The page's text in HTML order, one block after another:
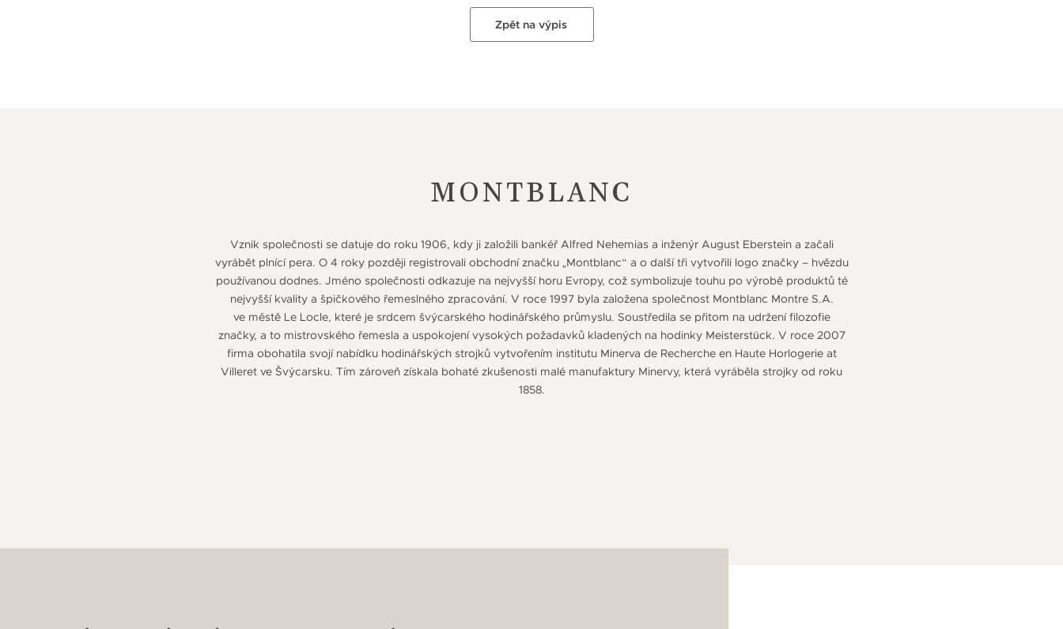
Zpět na výpis
MONTBLANC
Vznik společnosti se datuje do roku 1906, kdy ji založili bankéř Alfred Nehemias a inženýr August Eberstein a začali
vyrábět plnící pera. O 4 roky později registrovali obchodní značku „Montblanc“ a o další tři vytvořili logo značky – hvězdu
používanou dodnes. Jméno společnosti odkazuje na nejvyšší horu Evropy, což symbolizuje touhu po výrobě produktů té
nejvyšší kvality a špičkového řemeslného zpracování. V roce 1997 byla založena společnost Montblanc Montre S.A.
ve městě Le Locle, které je srdcem švýcarského hodinářského průmyslu. Soustředila se přitom na udržení filozofie
značky, a to mistrovského řemesla a uspokojení vysokých požadavků kladených na hodinky Meisterstück. V roce 2007
firma obohatila svojí nabídku hodinářských strojků vytvořením institutu Minerva de Recherche en Haute Horlogerie at
Villeret ve Švýcarsku. Tím zároveň získala bohaté zkušenosti malé manufaktury Minervy, která vyráběla strojky od roku
1858.